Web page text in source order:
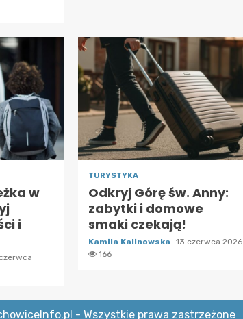
w
i
TURYSTYKA
Odkryj Górę św. Anny:
zabytki i domowe
smaki czekają!
Kamila Kalinowska
13 czerwca 2026
166
- Wszystkie prawa zastrzeżone